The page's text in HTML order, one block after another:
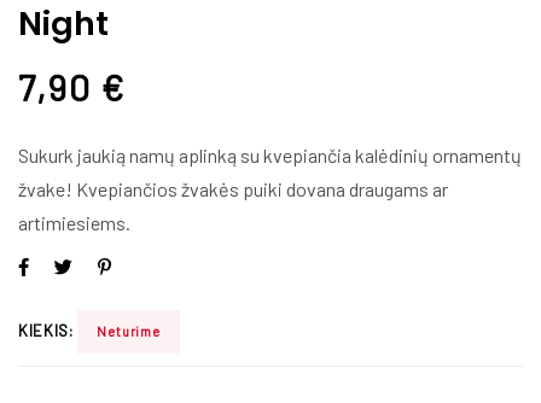
Night
7,90 €
Sukurk jaukią namų aplinką su kvepiančia kalėdinių ornamentų
žvake! Kvepiančios žvakės puiki dovana draugams ar
artimiesiems.
KIEKIS: Neturime